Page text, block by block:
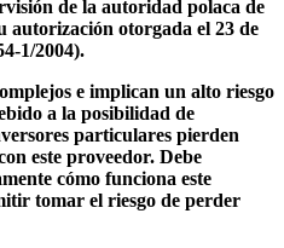
de la autoridad polaca de
autorización otorgada el 23 de
1/2004).
e implican un alto riesgo
a la posibilidad de
particulares pierden
este proveedor. Debe
cómo funciona este
tomar el riesgo de perder